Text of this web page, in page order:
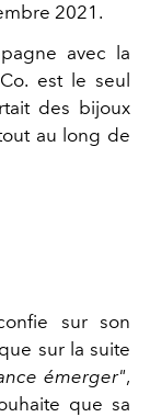
2021.
avec la
est le seul
des bijoux
au long de
sur son
sur la suite
émerger",
que sa